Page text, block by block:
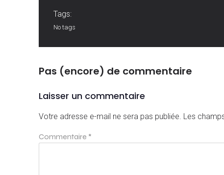
Tags:
No tags
Pas (encore) de commentaire
Laisser un commentaire
Votre adresse e-mail ne sera pas publiée. Les
Commentaire *